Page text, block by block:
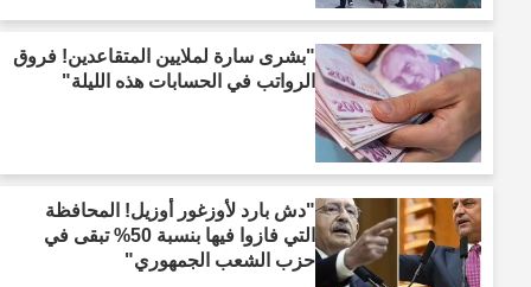
"بشرى سارة لملايين المتقاعدين! فروق
الرواتب في الحسابات هذه الليلة"
"دش بارد لأوزغور أوزيل! المحافظة
التي فازوا فيها بنسبة 50% تبقى في
حزب الشعب الجمهوري"